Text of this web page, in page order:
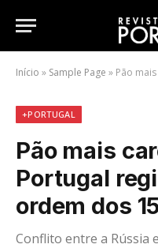
Início » Sample Page » Pão mais
+PORTUGAL
Pão mais
Portugal
ordem dos
Conflito entre a Rússia